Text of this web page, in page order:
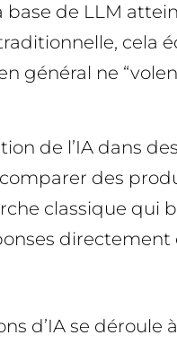
base de LLM
cela
général ne
de l’IA dans
des
classique qui
d’IA se déroule